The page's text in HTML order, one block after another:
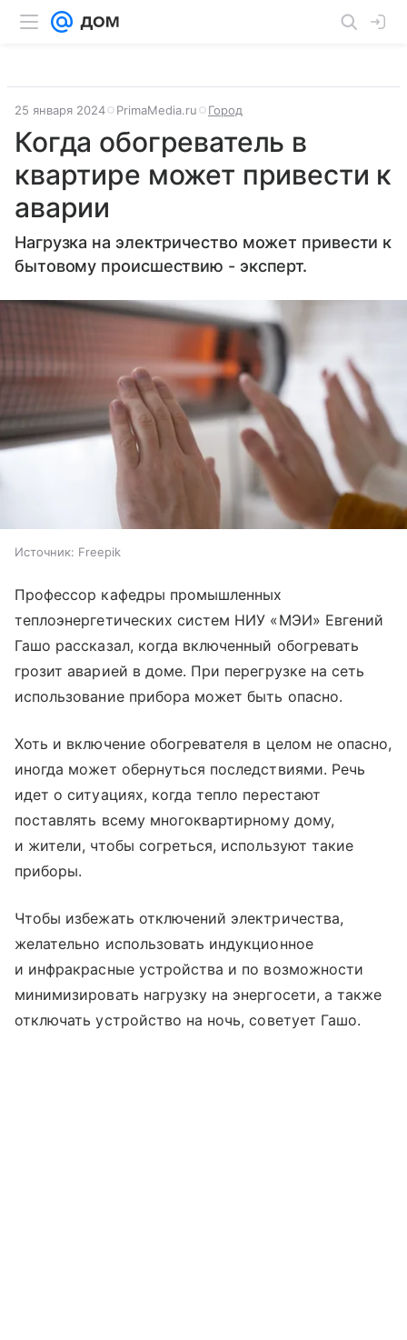
25 января 2024 PrimaMedia.ru Город
Когда обогреватель в
квартире может привести к
аварии
Нагрузка на электричество может привести к
бытовому происшествию - эксперт.
Источник: Freepik
Профессор кафедры промышленных
теплоэнергетических систем НИУ «МЭИ» Евгений
Гашо рассказал, когда включенный обогревать
грозит аварией в доме. При перегрузке на сеть
использование прибора может быть опасно.
Хоть и включение обогревателя в целом не опасно,
иногда может обернуться последствиями. Речь
идет о ситуациях, когда тепло перестают
поставлять всему многоквартирному дому,
и жители, чтобы согреться, используют такие
приборы.
Чтобы избежать отключений электричества,
желательно использовать индукционное
и инфракрасные устройства и по возможности
минимизировать нагрузку на энергосети, а также
отключать устройство на ночь, советует Гашо.